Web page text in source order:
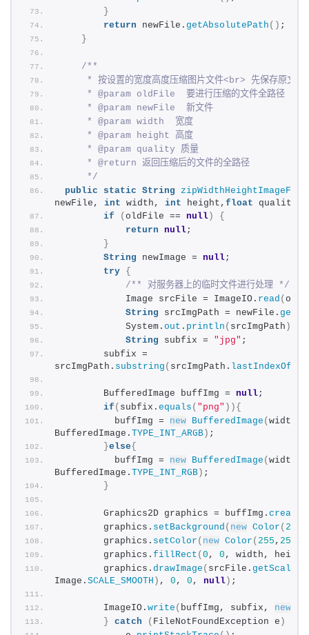
注册
}
return newFile. getAbsolutePath () ;
}
/**
* 按设置的宽度高度压缩图片文件<br> 先保存原文
     * @param oldFile  要进行压缩的文件全路径
     * @param newFile  新文件
     * @param width  宽度
     * @param height 高度
     * @param quality 质量
     * @return 返回压缩后的文件的全路径
     */
public
static String zipWidthHeightImageFile
newFile, int width, int height, float quality
if
(oldFile == null)
{
return null ;
}
String newImage = null ;
try {
/** 对服务器上的临时文件进行处理 */
            Image srcFile = ImageIO.
read (
String srcImgPath = newFile.
            System.
out . println ( srcImgPath )
String subfix = "jpg" ;
        subfix =
srcImgPath. substring ( srcImgPath. lastIndexOf
        BufferedImage buffImg =
null ;
if ( subfix. equals ( "png" )){
          buffImg =
new BufferedImage (width,
BufferedImage. TYPE_INT_ARGB) ;
}else{
          buffImg =
new BufferedImage (width,
BufferedImage. TYPE_INT_RGB) ;
}
        Graphics2D graphics = buffImg.
        graphics.
setBackground ( new Color ( 255
        graphics.
setColor ( new Color ( 255 , 255
        graphics.
fillRect (0 , 0 , width, height
        graphics.
drawImage ( srcFile.
Image. SCALE_SMOOTH ) , 0 , 0 , null) ;
        ImageIO.
write ( buffImg, subfix, new
} catch ( FileNotFoundException e )